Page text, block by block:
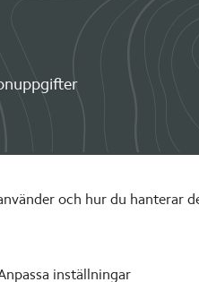
och hur du hanterar
inställningar